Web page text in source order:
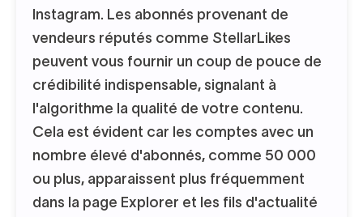
Instagram. Les abonnés provenant de
vendeurs réputés comme StellarLikes
peuvent vous fournir un coup de pouce de
crédibilité indispensable, signalant à
l'algorithme la qualité de votre contenu.
Cela est évident car les comptes avec un
nombre élevé d'abonnés, comme 50 000
ou plus, apparaissent plus fréquemment
dans la page Explorer et les fils d'actualité